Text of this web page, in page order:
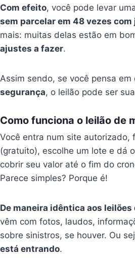
Com efeito, você pode levar
sem parcelar em 48 vezes
mais: muitas delas estão em
ajustes a fazer.
Assim sendo, se você pensa
segurança, o leilão pode ser
Como funciona o leilão de
Você entra num site autorizado,
(gratuito), escolhe um lote e dá
cobrir seu valor até o fim do
Parece simples? Porque é!
De maneira idêntica aos leilões
vêm com fotos, laudos,
sobre sinistros, se houver. Ou
está entrando.